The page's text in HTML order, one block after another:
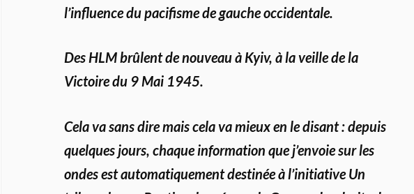
l’influence du pacifisme de gauche occidentale.
Des HLM brûlent de nouveau à Kyiv, à la veille de la
Victoire du 9 Mai 1945.
Cela va sans dire mais cela va mieux en le disant : depuis
quelques jours, chaque information que j’envoie sur les
ondes est automatiquement destinée à l’initiativeUn